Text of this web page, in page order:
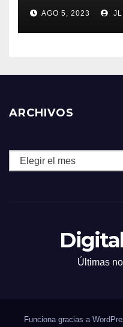
AGO 5, 2023
ARCHIVOS
Archivos
Últimas
Funciona gracias a